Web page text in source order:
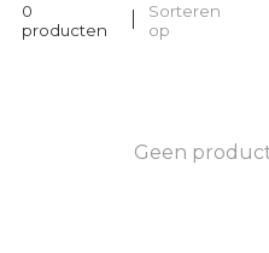
0
producten
Sorteren
op
Geen